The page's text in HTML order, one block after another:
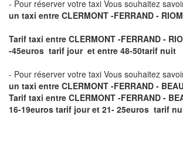
- Pour réserver votre taxi Vous souhaitez
un taxi entre CLERMONT -FERRAND - RIOM
Tarif taxi entre CLERMONT -FERRAND -
-45euros tarif jour et entre 48-50tarif nuit
- Pour réserver votre taxi Vous souhaitez
un taxi entre CLERMONT -FERRAND -
Tarif taxi entre CLERMONT -FERRAND -
16-19euros tarif jour et 21- 25euros tarif